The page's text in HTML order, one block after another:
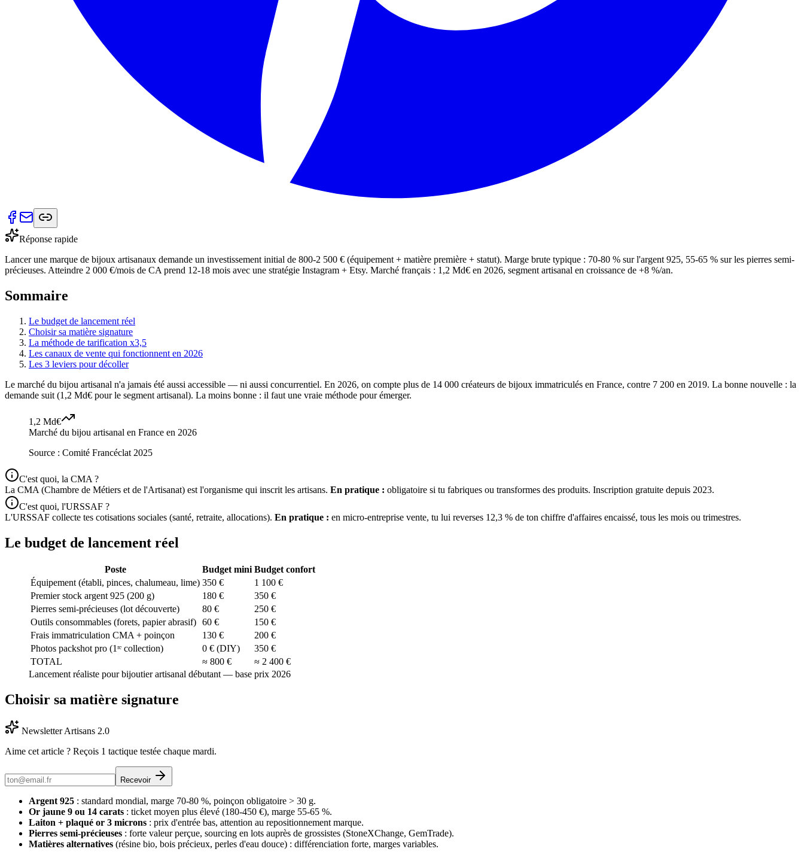
Réponse rapide
Lancer une marque de bijoux artisanaux demande un investissement initial de 800-2 500 € (équipement + matière première + statut). Marge brute typique : 70-80 % sur l'argent 925, 55-65 % sur les pierres semi-
précieuses. Atteindre 2 000 €/mois de CA prend 12-18 mois avec une stratégie Instagram + Etsy. Marché français : 1,2 Md€ en 2026, segment artisanal en croissance de +8 %/an.
Sommaire
Le budget de lancement réel
Choisir sa matière signature
La méthode de tarification x3,5
Les canaux de vente qui fonctionnent en 2026
Les 3 leviers pour décoller
Le marché du bijou artisanal n'a jamais été aussi accessible — ni aussi concurrentiel. En 2026, on compte plus de 14 000 créateurs de bijoux immatriculés en France, contre 7 200 en 2019. La bonne nouvelle : la
demande suit (1,2 Md€ pour le segment artisanal). La moins bonne : il faut une vraie méthode pour émerger.
1,2 Md€
Marché du bijou artisanal en France en 2026
Source : Comité Francéclat 2025
C'est quoi, la CMA ?
La CMA (Chambre de Métiers et de l'Artisanat) est l'organisme qui inscrit les artisans. En pratique : obligatoire si tu fabriques ou transformes des produits. Inscription gratuite depuis 2023.
C'est quoi, l'URSSAF ?
L'URSSAF collecte tes cotisations sociales (santé, retraite, allocations). En pratique : en micro-entreprise vente, tu lui reverses 12,3 % de ton chiffre d'affaires encaissé, tous les mois ou trimestres.
Le budget de lancement réel
Poste Budget mini Budget confort
Équipement (établi, pinces, chalumeau, lime) 350 €
1 100 €
Premier stock argent 925 (200 g)
180 €
350 €
Pierres semi-précieuses (lot découverte)
80 €
250 €
Outils consommables (forets, papier abrasif) 60 €
150 €
Frais immatriculation CMA + poinçon
130 €
200 €
Photos packshot pro (1ʳᵉ collection)
0 € (DIY)
350 €
TOTAL
≈ 800 €
≈ 2 400 €
Lancement réaliste pour bijoutier artisanal débutant — base prix 2026
Choisir sa matière signature
Newsletter Artisans 2.0
Aime cet article ? Reçois 1 tactique testée chaque mardi.
Recevoir
Argent 925 : standard mondial, marge 70-80 %, poinçon obligatoire > 30 g.
Or jaune 9 ou 14 carats : ticket moyen plus élevé (180-450 €), marge 55-65 %.
Laiton + plaqué or 3 microns : prix d'entrée bas, attention au repositionnement marque.
Pierres semi-précieuses : forte valeur perçue, sourcing en lots auprès de grossistes (StoneXChange, GemTrade).
Matières alternatives (résine bio, bois précieux, perles d'eau douce) : différenciation forte, marges variables.